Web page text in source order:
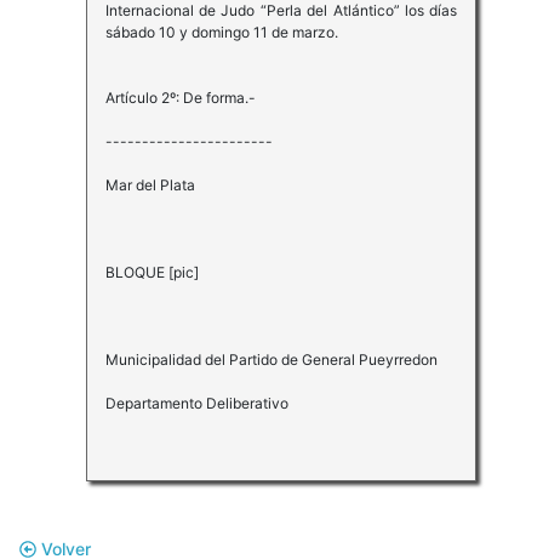
Internacional de Judo “Perla del Atlántico” los días
sábado 10 y domingo 11 de marzo.
Artículo 2º: De forma.-
-----------------------
Mar del Plata
BLOQUE [pic]
Municipalidad del Partido de General Pueyrredon
Departamento Deliberativo
Volver